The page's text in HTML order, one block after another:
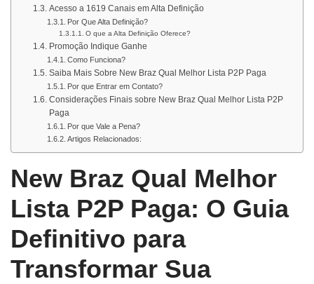
Acesso a 1619 Canais em Alta Definição
Por Que Alta Definição?
O que a Alta Definição Oferece?
Promoção Indique Ganhe
Como Funciona?
Saiba Mais Sobre New Braz Qual Melhor Lista P2P Paga
Por que Entrar em Contato?
Considerações Finais sobre New Braz Qual Melhor Lista P2P
Paga
Por que Vale a Pena?
Artigos Relacionados:
New Braz Qual Melhor
Lista P2P Paga: O Guia
Definitivo para
Transformar Sua